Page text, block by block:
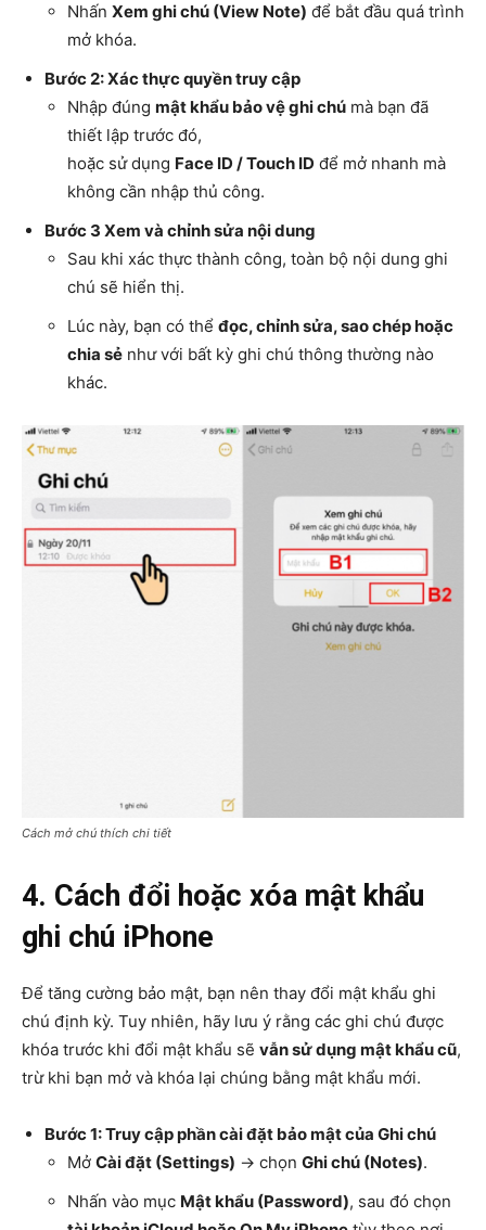
Nhấn Xem ghi chú (View Note) để bắt đầu quá trình
mở khóa.
Bước 2: Xác thực quyền truy cập
Nhập đúng mật khẩu bảo vệ ghi chú mà bạn đã
thiết lập trước đó,
hoặc sử dụng Face ID / Touch ID để mở nhanh mà
không cần nhập thủ công.
Bước 3 Xem và chỉnh sửa nội dung
Sau khi xác thực thành công, toàn bộ nội dung ghi
chú sẽ hiển thị.
Lúc này, bạn có thể đọc, chỉnh sửa, sao chép hoặc
chia sẻ như với bất kỳ ghi chú thông thường nào
khác.
Cách mở chú thích chi tiết
4. Cách đổi hoặc xóa mật khẩu
ghi chú iPhone
Để tăng cường bảo mật, bạn nên thay đổi mật khẩu ghi
chú định kỳ. Tuy nhiên, hãy lưu ý rằng các ghi chú được
khóa trước khi đổi mật khẩu sẽ vẫn sử dụng mật khẩu cũ,
trừ khi bạn mở và khóa lại chúng bằng mật khẩu mới.
Bước 1: Truy cập phần cài đặt bảo mật của Ghi chú
Mở Cài đặt (Settings) → chọn Ghi chú (Notes).
Nhấn vào mục Mật khẩu (Password), sau đó chọn